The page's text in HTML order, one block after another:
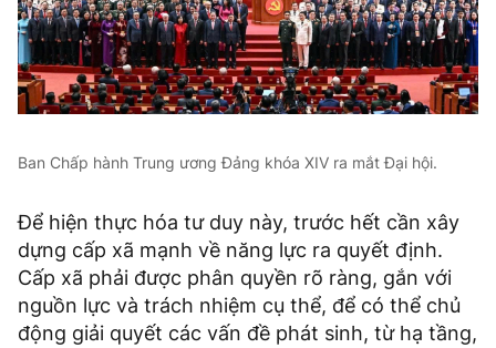
Ban Chấp hành Trung ương Đảng khóa XIV ra mắt Đại hội.
Để hiện thực hóa tư duy này, trước hết cần xây
dựng cấp xã mạnh về năng lực ra quyết định.
Cấp xã phải được phân quyền rõ ràng, gắn với
nguồn lực và trách nhiệm cụ thể, để có thể chủ
động giải quyết các vấn đề phát sinh, từ hạ tầng,